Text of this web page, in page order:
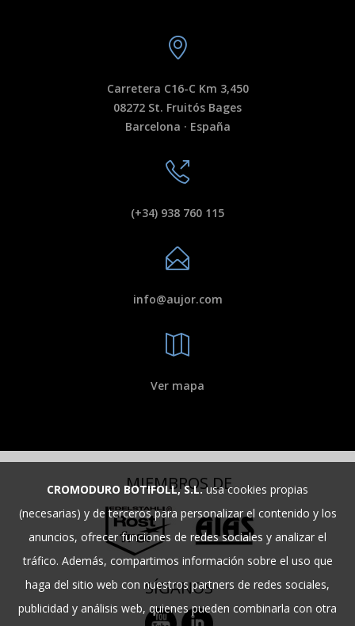
Carretera C16-C Km 3,450
08272 St. Fruitós Bages
Barcelona · España
(+34) 938 760 115
info@aujor.com
Ver mapa
MIEMBROS DE
SÍGANOS
CROMODURO BOTIFOLL, S.L.usa cookies propias
(necesarias) y de terceros para personalizar el contenido y los
anuncios, ofrecer funciones de redes sociales y analizar el
tráfico. Además, compartimos información sobre el uso que
haga del sitio web con nuestros partners de redes sociales,
publicidad y análisis web, quienes pueden combinarla con otra